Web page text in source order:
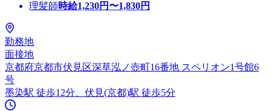
理髪師時給1,230円〜1,830円
勤務地
面接地
京都府京都市伏見区深草泓ノ壺町16番地 スペリオン1号館6
号
墨染駅 徒歩12分、伏見(京都)駅 徒歩5分